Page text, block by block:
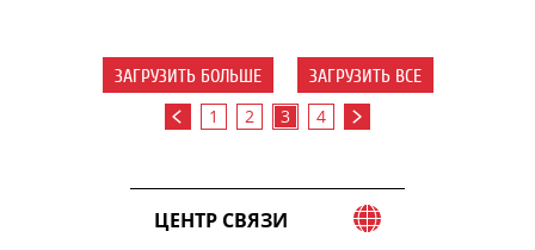
ЗАГРУЗИТЬ БОЛЬШЕ ЗАГРУЗИТЬ ВСЕ
1 2 3 4
ЦЕНТР СВЯЗИ